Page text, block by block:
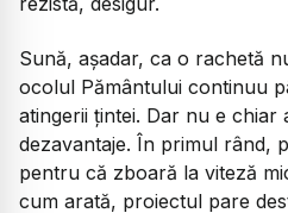
Sună, așadar, ca o rachetă
ocolul Pământului continuu
atingerii țintei. Dar nu e chiar
dezavantaje. În primul rând,
pentru că zboară la viteză
cum arată, proiectul pare